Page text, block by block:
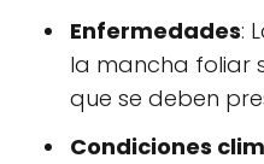
Enfermedades:
la mancha foliar
que se deben
Condiciones